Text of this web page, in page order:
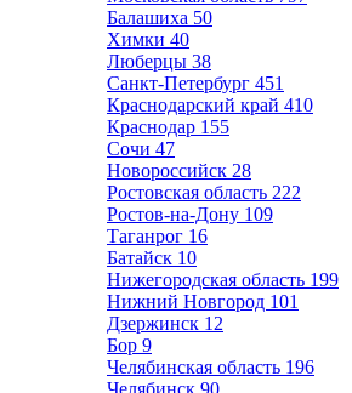
Балашиха 50
Химки 40
Люберцы 38
Санкт-Петербург 451
Краснодарский край 410
Краснодар 155
Сочи 47
Новороссийск 28
Ростовская область 222
Ростов-на-Дону 109
Таганрог 16
Батайск 10
Нижегородская область 199
Нижний Новгород 101
Дзержинск 12
Бор 9
Челябинская область 196
Челябинск 90